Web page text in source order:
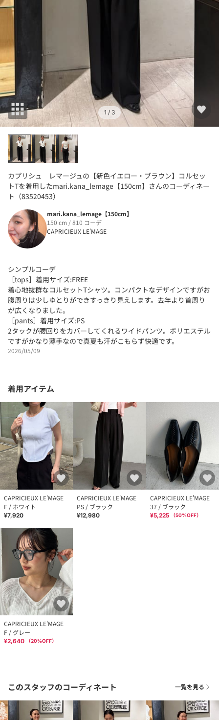
1 / 3
カプリシュ レマージュの【新色イエロー・ブラウン】コルセッ
トTを着用したmari.kana_lemage【150cm】さんのコーディネー
ト（83520453）
mari.kana_lemage【150cm】
150 cm / 810 コーデ
CAPRICIEUX LE'MAGE
シンプルコーデ
［tops］着用サイズ:FREE
着心地抜群なコルセットTシャツ。コンパクトなデザインですがお
腹周りは少しゆとりができすっきり見えします。去年より首周り
が広くなりました。
［pants］着用サイズ:PS
2タックが腰回りをカバーしてくれるワイドパンツ。ポリエステル
ですがかなり薄手なので真夏も汗がこもらず快適です。
2026/05/09
着用アイテム
CAPRICIEUX LE'MAGE
F / ホワイト
¥7,920
CAPRICIEUX LE'MAGE
PS / ブラック
¥12,980
CAPRICIEUX LE'MAGE
37 / ブラック
¥5,225 （50%OFF）
CAPRICIEUX LE'MAGE
F / グレー
¥2,640 （20%OFF）
このスタッフのコーディネート 一覧を見る